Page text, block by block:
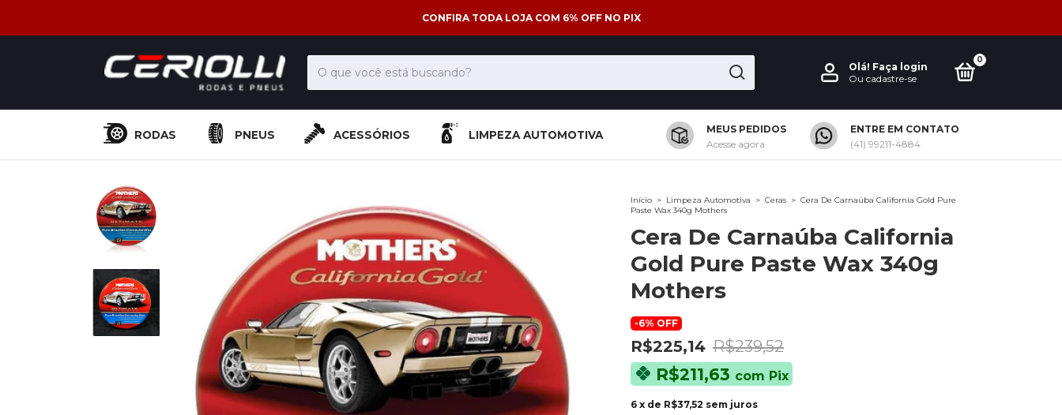
CONFIRA TODA LOJA COM 6% OFF NO PIX
Olá! Faça login
Ou cadastre-se
0
RODAS PNEUS ACESSÓRIOS LIMPEZA AUTOMOTIVA
MEUS PEDIDOS
Acesse agora
ENTRE EM CONTATO
(41) 99211-4884
Início > Limpeza Automotiva > Ceras > Cera De Carnaúba California Gold Pure
Paste Wax 340g Mothers
Cera De Carnaúba California
Gold Pure Paste Wax 340g
Mothers
-6% OFF
R$225,14 R$239,52
R$211,63 com Pix
6 x de R$37,52 sem juros